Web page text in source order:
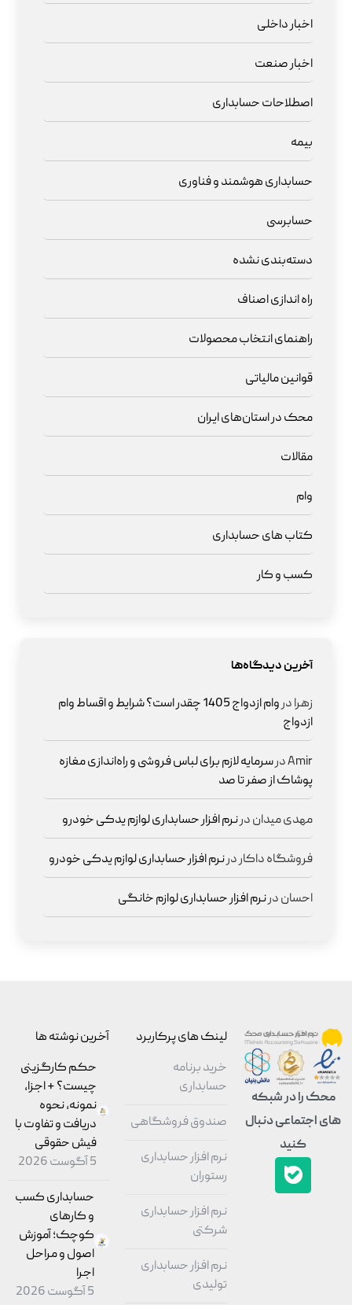
اخبار داخلی
اخبار صنعت
اصطلاحات حسابداری
بیمه
حسابداری هوشمند و فناوری
حسابرسی
دسته‌بندی نشده
راه اندازی اصناف
راهنمای انتخاب محصولات
قوانین مالیاتی
محک در استان‌های ایران
مقالات
وام
کتاب های حسابداری
کسب و کار
آخرین دیدگاه‌ها
زهرادر
وام ازدواج 1405 چقدر است؟ شرایط و اقساط وام
ازدواج
Amirدرسرمایه لازم برای لباس فروشی و راه‌اندازی مغازه
پوشاک از صفر تا صد
مهدی میداندرنرم افزار حسابداری لوازم یدکی خودرو
فروشگاه داکاردرنرم افزار حسابداری لوازم یدکی خودرو
احساندرنرم افزار حسابداری لوازم خانگی
محک را در شبکه
های اجتماعی دنبال
کنید
لینک های پرکاربرد
خرید برنامه
حسابداری
صندوق فروشگاهی
نرم افزار حسابداری
رستوران
نرم افزار حسابداری
شرکتی
نرم افزار حسابداری
تولیدی
آخرین نوشته ها
حکم کارگزینی
چیست؟ + اجزا،
نمونه، نحوه
دریافت و تفاوت با
فیش حقوقی
5 آگوست 2026
حسابداری کسب
و کارهای
کوچک؛ آموزش
اصول و مراحل
اجرا
5 آگوست 2026